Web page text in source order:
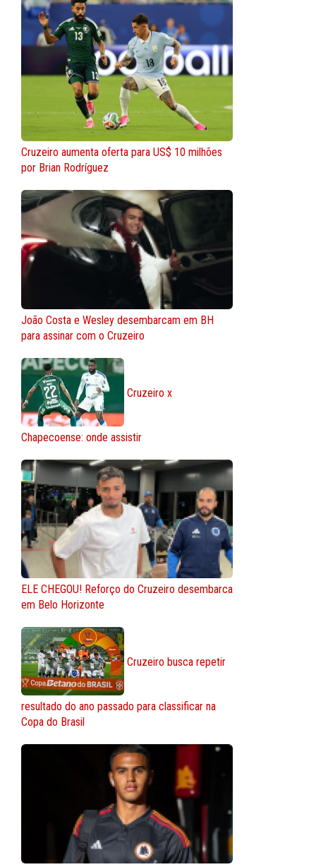
Cruzeiro aumenta oferta para US$ 10 milhões
por Brian Rodríguez
João Costa e Wesley desembarcam em BH
para assinar com o Cruzeiro
Cruzeiro x
Chapecoense: onde assistir
ELE CHEGOU! Reforço do Cruzeiro desembarca
em Belo Horizonte
Cruzeiro busca repetir
resultado do ano passado para classificar na
Copa do Brasil